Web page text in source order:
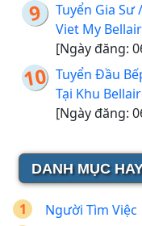
Tuyển Gia Sư
Viet My
[Ngày đăng:
Tuyển Đầu
Tại Khu
[Ngày đăng:
DANH MỤC
Người Tìm Việc